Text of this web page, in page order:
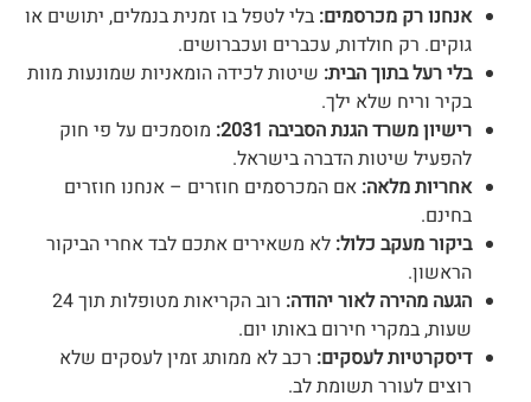
אנחנו רק מכרסמים: בלי לטפל בו זמנית בנמלים, יתושים או
גוקים. רק חולדות, עכברים ועכברושים.
בלי רעל בתוך הבית: שיטות לכידה הומאניות שמונעות מוות
בקיר וריח שלא ילך.
רישיון משרד הגנת הסביבה 2031:
מוסמכים על פי חוק
להפעיל שיטות הדברה בישראל.
אחריות מלאה: אם המכרסמים חוזרים – אנחנו חוזרים
בחינם.
ביקור מעקב כלול: לא משאירים אתכם לבד אחרי הביקור
הראשון.
הגעה מהירה לאור יהודה:
רוב הקריאות מטופלות תוך 24
שעות, במקרי חירום באותו יום.
דיסקרטיות לעסקים: רכב לא ממותג זמין לעסקים שלא
רוצים לעורר תשומת לב.